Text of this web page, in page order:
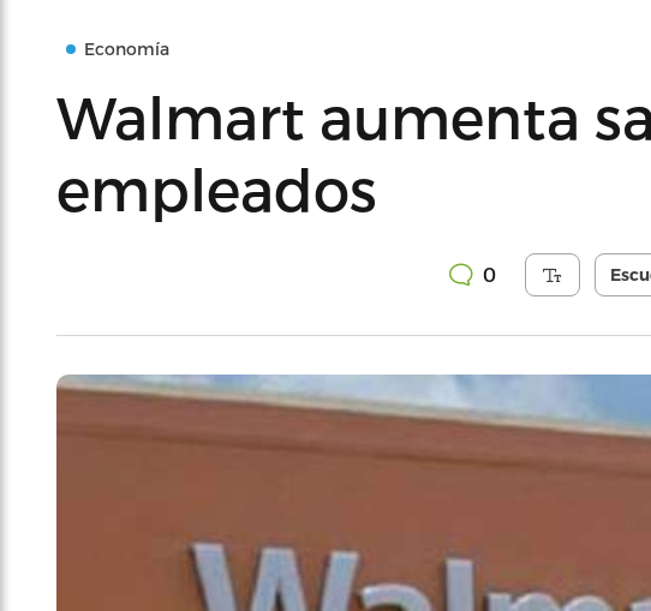
Economía
Walmart aumenta
empleados
0